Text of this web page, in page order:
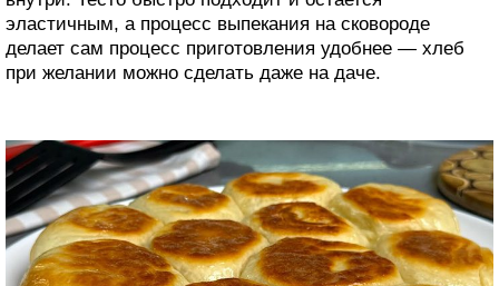
эластичным, а процесс выпекания на сковороде
делает сам процесс приготовления удобнее — хлеб
при желании можно сделать даже на даче.